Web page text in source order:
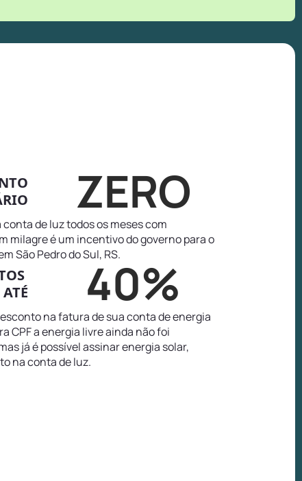
ZERO
de luz todos os meses com
milagre é um incentivo do governo para o
São Pedro do Sul, RS.40%
na fatura de sua conta de energia
CPF a energia livre ainda não foi
já é possível assinar energia solar,
na conta de luz.